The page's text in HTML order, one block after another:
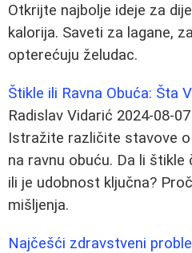
Otkrijte najbolje ideje za
kalorija. Saveti za lagane,
opterećuju želudac.
Štikle ili Ravna Obuća: Šta
Radislav Vidarić 2024-08-07
Istražite različite stavove
na ravnu obuću. Da li
ili je udobnost ključna?
mišljenja.
Najčešći zdravstveni